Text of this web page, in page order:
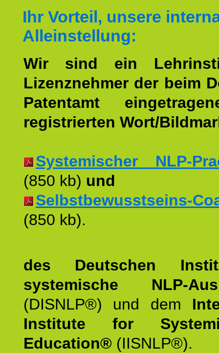
Ihr Vorteil, unsere
Alleinstellung:
Wir sind ein
Lizenznehmer der beim
Patentamt
registrierten Wort/
Systemischer NLP-
(850 kb) und
Selbstbewusstseins-
(850 kb).
des Deutschen
systemische NLP-
(DISNLP®) und dem
Institute for
Education® (IISNLP®).